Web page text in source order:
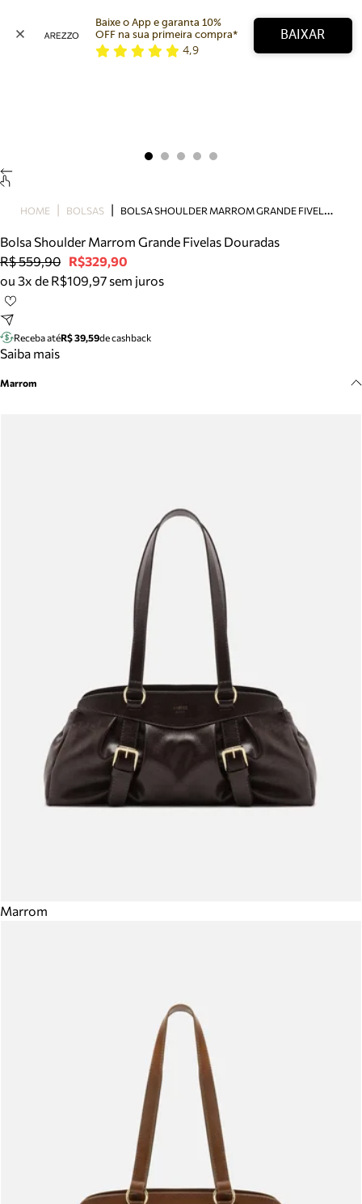
Bolsa
Tamanco
Tênis
Mule
Tire dúvidas sobre pedidos, devoluções e mais.
Baixe o App e garanta 10%
OFF na sua primeira compra*
4,9
BAIXAR
HOME BOLSAS B
OLSA SHOULDER MARROM GRANDE FIVELAS DOURADAS
Bolsa Shoulder Marrom Grande Fivelas Douradas
R$ 559,90 R$329,90
ou 3x de R$109,97 sem juros
Receba atéR$ 39,59de cashback
Saiba mais
Marrom
Marrom